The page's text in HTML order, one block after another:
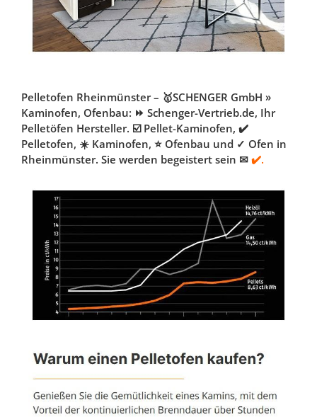
Pelletofen Rheinmünster – 🥇SCHENGER GmbH »
Kaminofen, Ofenbau: ⏩ Schenger-Vertrieb.de, Ihr
Pelletöfen Hersteller. ☑️ Pellet-Kaminofen, ✔️
Pelletofen, ☀️ Kaminofen, ⭐ Ofenbau und ✓ Ofen in
Rheinmünster. Sie werden begeistert sein ✉ ✔️.